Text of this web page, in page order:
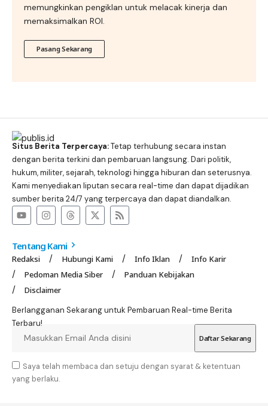
memungkinkan pengiklan untuk melacak kinerja dan
memaksimalkan ROI.
Pasang Sekarang
Situs Berita Terpercaya:Tetap terhubung secara instan
dengan berita terkini dan pembaruan langsung. Dari politik,
hukum, militer, sejarah, teknologi hingga hiburan dan seterusnya.
Kami menyediakan liputan secara real-time dan dapat dijadikan
sumber berita 24/7 yang terpercaya dan dapat diandalkan.
Tentang Kami
Redaksi Hubungi Kami Info Iklan
Info Karir
Pedoman Media Siber
Panduan Kebijakan
Disclaimer
Berlangganan Sekarang untuk Pembaruan Real-time Berita
Terbaru!
Saya telah membaca dan setuju dengan syarat & ketentuan
yang berlaku.